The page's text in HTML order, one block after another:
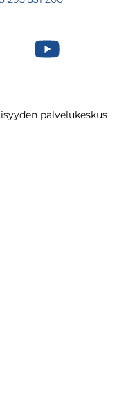
palvelukeskus